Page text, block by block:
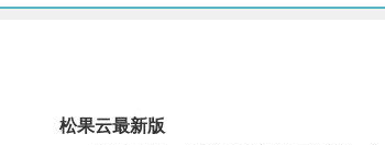
松果云最新版